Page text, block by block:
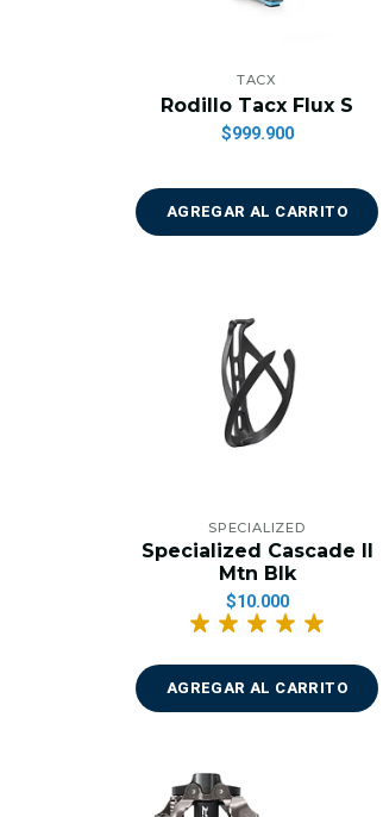
TACX
Rodillo Tacx Flux S
$999.900
AGREGAR AL CARRITO
SPECIALIZED
Specialized Cascade II
Mtn Blk
$10.000
AGREGAR AL CARRITO